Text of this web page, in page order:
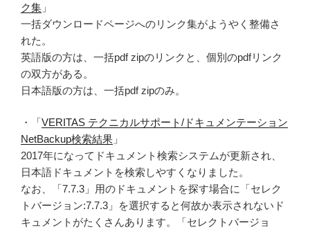
ク集 」
一括ダウンロードページへのリンク集がようやく整備さ
れた。
英語版の方は、一括pdf zipのリンクと、個別のpdfリンク
の双方がある。
日本語版の方は、一括pdf zipのみ。
・「VERITAS テクニカルサポート/ドキュメンテーション
NetBackup検索結果 」
2017年になってドキュメント検索システムが更新され、
日本語ドキュメントを検索しやすくなりました。
なお、「7.7.3」用のドキュメントを探す場合に「セレク
トバージョン:7.7.3」を選択すると何故か表示されないド
キュメントがたくさんあります。「セレクトバージョ